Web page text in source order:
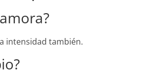
intensidad también.